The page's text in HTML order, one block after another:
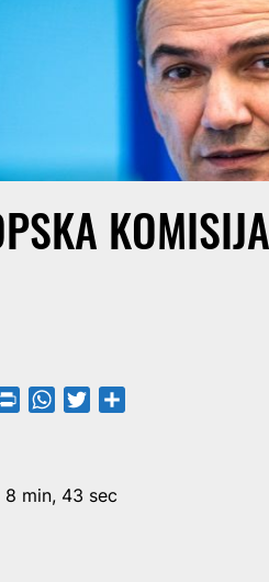
PrintFriendly
WhatsApp
Twitter
8 min, 43 sec